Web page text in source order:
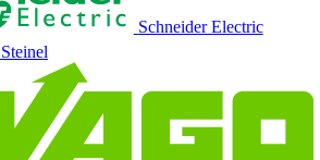
Schneider Electric
Steinel